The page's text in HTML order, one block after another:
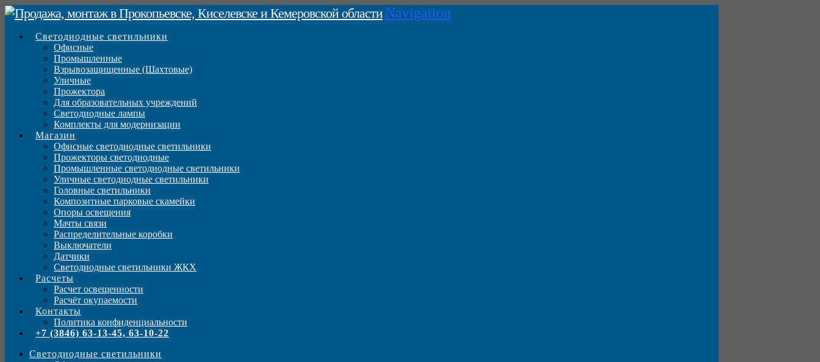
Navigation
Светодиодные светильники
Офисные
Промышленные
Взрывозащищенные (Шахтовые)
Уличные
Прожектора
Для образовательных учреждений
Светодиодные лампы
Комплекты для модернизации
Магазин
Офисные светодиодные светильники
Прожекторы светодиодные
Промышленные светодиодные светильники
Уличные светодиодные светильники
Головные светильники
Композитные парковые скамейки
Опоры освещения
Мачты связи
Распределительные коробки
Выключатели
Датчики
Светодиодные светильники ЖКХ
Расчеты
Расчет освещенности
Расчёт окупаемости
Контакты
Политика конфиденциальности
+7 (3846) 63-13-45, 63-10-22
Светодиодные светильники